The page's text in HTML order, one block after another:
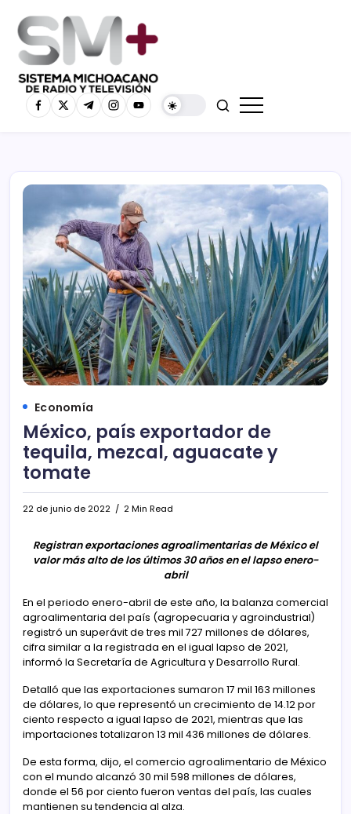
Economía
México, país exportador de
tequila, mezcal, aguacate y
tomate
22 de junio de 2022 2 Min Read
Registran exportaciones agroalimentarias de México el
valor más alto de los últimos 30 años en el lapso enero-
abril
En el periodo enero-abril de este año, la balanza comercial
agroalimentaria del país (agropecuaria y agroindustrial)
registró un superávit de tres mil 727 millones de dólares,
cifra similar a la registrada en el igual lapso de 2021,
informó la Secretaría de Agricultura y Desarrollo Rural.
Detalló que las exportaciones sumaron 17 mil 163 millones
de dólares, lo que representó un crecimiento de 14.12 por
ciento respecto a igual lapso de 2021, mientras que las
importaciones totalizaron 13 mil 436 millones de dólares.
De esta forma, dijo, el comercio agroalimentario de México
con el mundo alcanzó 30 mil 598 millones de dólares,
donde el 56 por ciento fueron ventas del país, las cuales
mantienen su tendencia al alza.